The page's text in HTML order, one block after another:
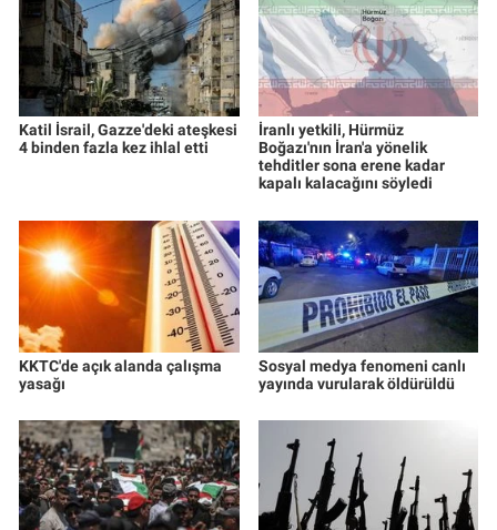
Katil İsrail, Gazze'deki ateşkesi
4 binden fazla kez ihlal etti
İranlı yetkili, Hürmüz
Boğazı'nın İran'a yönelik
tehditler sona erene kadar
kapalı kalacağını söyledi
KKTC'de açık alanda çalışma
yasağı
Sosyal medya fenomeni canlı
yayında vurularak öldürüldü